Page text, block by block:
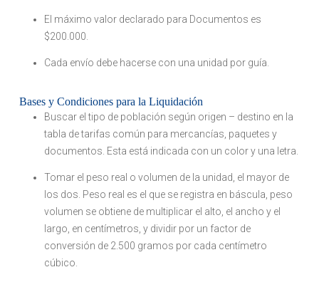
El máximo valor declarado para Documentos es
$200.000.
Cada envío debe hacerse con una unidad por guía.
Bases y Condiciones para la Liquidación
Buscar el tipo de población según origen – destino en la
tabla de tarifas común para mercancías, paquetes y
documentos. Esta está indicada con un color y una letra.
Tomar el peso real o volumen de la unidad, el mayor de
los dos. Peso real es el que se registra en báscula, peso
volumen se obtiene de multiplicar el alto, el ancho y el
largo, en centímetros, y dividir por un factor de
conversión de 2.500 gramos por cada centímetro
cúbico.